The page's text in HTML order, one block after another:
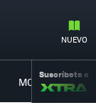
NUEVO
MOVILIDAD
Suscríbete a